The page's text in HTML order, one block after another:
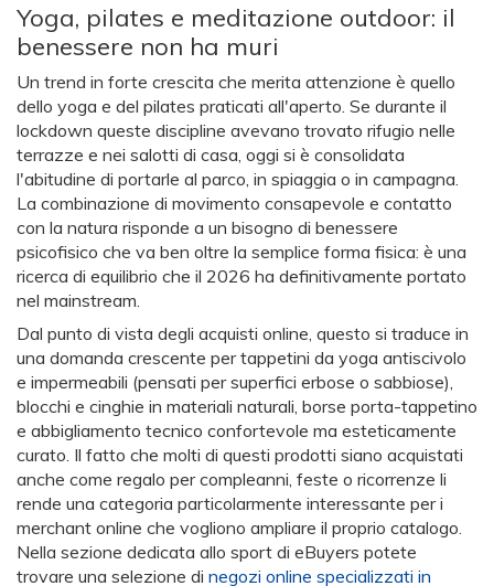
Yoga, pilates e meditazione outdoor: il
benessere non ha muri
Un trend in forte crescita che merita attenzione è quello
dello yoga e del pilates praticati all'aperto. Se durante il
lockdown queste discipline avevano trovato rifugio nelle
terrazze e nei salotti di casa, oggi si è consolidata
l'abitudine di portarle al parco, in spiaggia o in campagna.
La combinazione di movimento consapevole e contatto
con la natura risponde a un bisogno di benessere
psicofisico che va ben oltre la semplice forma fisica: è una
ricerca di equilibrio che il 2026 ha definitivamente portato
nel mainstream.
Dal punto di vista degli acquisti online, questo si traduce in
una domanda crescente per tappetini da yoga antiscivolo
e impermeabili (pensati per superfici erbose o sabbiose),
blocchi e cinghie in materiali naturali, borse porta-tappetino
e abbigliamento tecnico confortevole ma esteticamente
curato. Il fatto che molti di questi prodotti siano acquistati
anche come regalo per compleanni, feste o ricorrenze li
rende una categoria particolarmente interessante per i
merchant online che vogliono ampliare il proprio catalogo.
Nella sezione dedicata allo sport di eBuyers potete
trovare una selezione di negozi online specializzati in